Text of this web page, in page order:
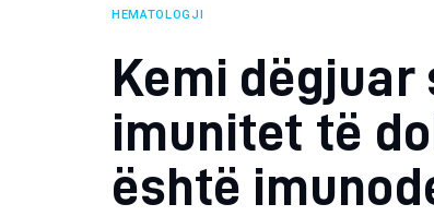
HEMATOLOGJI
Kemi dëgjuar
imunitet të
është